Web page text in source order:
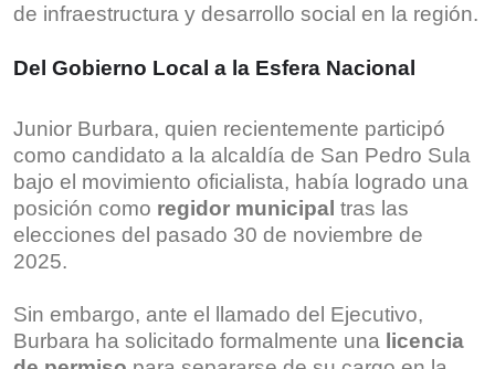
de infraestructura y desarrollo social en la región.
Del Gobierno Local a la Esfera Nacional
Junior Burbara, quien recientemente participó
como candidato a la alcaldía de San Pedro Sula
bajo el movimiento oficialista, había logrado una
posición como regidor municipal tras las
elecciones del pasado 30 de noviembre de
2025.
Sin embargo, ante el llamado del Ejecutivo,
Burbara ha solicitado formalmente una licencia